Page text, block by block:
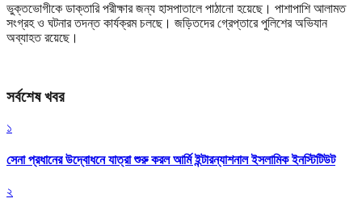
ভুক্তভোগীকে ডাক্তারি পরীক্ষার জন্য হাসপাতালে পাঠানো হয়েছে। পাশাপাশি আলামত
সংগ্রহ ও ঘটনার তদন্ত কার্যক্রম চলছে। জড়িতদের গ্রেপ্তারে পুলিশের অভিযান
অব্যাহত রয়েছে।
সর্বশেষ খবর
১
সেনা প্রধানের উদ্বোধনে যাত্রা শুরু করল আর্মি ইন্টারন্যাশনাল ইসলামিক ইনস্টিটিউট
২